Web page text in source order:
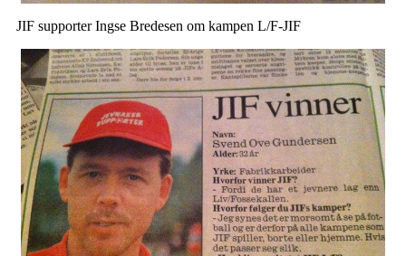
JIF supporter Ingse Bredesen om kampen L/F-JIF